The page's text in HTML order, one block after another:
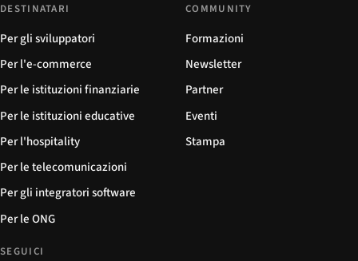
DESTINATARI
Per gli sviluppatori
Per l'e-commerce
Per le istituzioni finanziarie
Per le istituzioni educative
Per l'hospitality
Per le telecomunicazioni
Per gli integratori software
Per le ONG
COMMUNITY
Formazioni
Newsletter
Partner
Eventi
Stampa
SEGUICI